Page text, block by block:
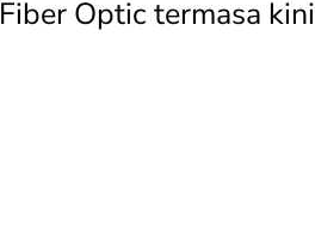
Fiber Optic termasa kini